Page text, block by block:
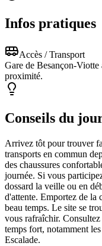
Infos pratiques
Accès / Transport
Gare de Besançon-
proximité.
Conseils du
Arrivez tôt pour trouver
transports en commun
des chaussures
journée. Si vous
dossard la veille ou en
d'attente. Emportez de la
beau temps. Le site se
vous rafraîchir.
temps fort, notamment
Escalade.